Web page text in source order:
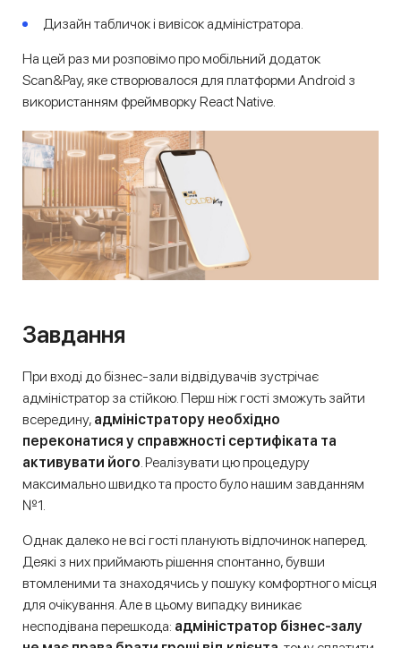
Дизайн табличок і вивісок адміністратора.
На цей раз ми розповімо про мобільний додаток
Scan&Pay, яке створювалося для платформи Android з
використанням фреймворку React Native.
Завдання
При вході до бізнес-зали відвідувачів зустрічає
адміністратор за стійкою. Перш ніж гості зможуть зайти
всередину, адміністратору необхідно
переконатися у справжності сертифіката та
активувати його. Реалізувати цю процедуру
максимально швидко та просто було нашим завданням
№1.
Однак далеко не всі гості планують відпочинок наперед.
Деякі з них приймають рішення спонтанно, бувши
втомленими та знаходячись у пошуку комфортного місця
для очікування. Але в цьому випадку виникає
несподівана перешкода: адміністратор бізнес-залу